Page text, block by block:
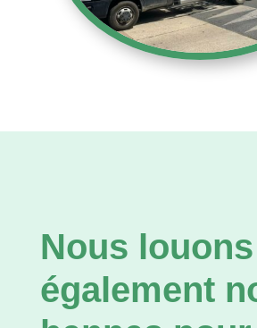
Nous louons
également